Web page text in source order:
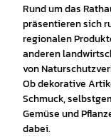
Rund um das
präsentieren sich
regionalen
anderen
von
Ob dekorative
Schmuck,
Gemüse und
dabei.